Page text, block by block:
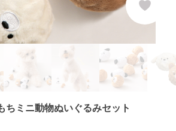
ちミニ動物ぬいぐるみセット